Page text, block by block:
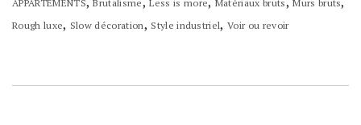
APPARTEMENTS Brutalisme Less is more Matériaux bruts Murs bruts
Rough luxe, Slow décoration, Style industriel,Voir ou revoir